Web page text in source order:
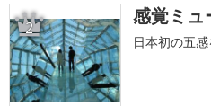
2 感覚ミュ
日本初の五